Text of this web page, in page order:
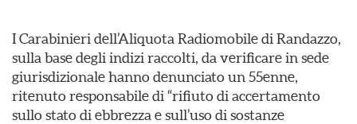
I Carabinieri dell’Aliquota Radiomobile di Randazzo,
sulla base degli indizi raccolti, da verificare in sede
giurisdizionale hanno denunciato un 55enne,
ritenuto responsabile di “rifiuto di accertamento
sullo stato di ebbrezza e sull’uso di sostanze